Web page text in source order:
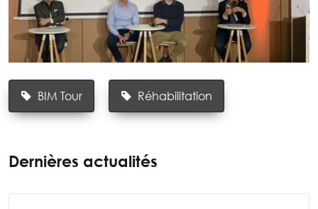
BIM Tour Réhabilitation
Dernières actualités